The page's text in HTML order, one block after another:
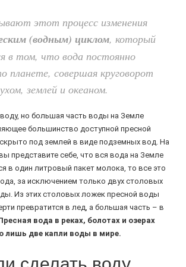
этот процесс изменения
(водным) циклом, который
в том, что вода постоянно
планете, совершая круговорот
землей и океаном.
но большая часть воды на Земле
большинство доступной пресной
под землей в виде подземных вод. На
представите себе, что вся вода на Земле
в один литровый пакет молока, то все это
за исключением только двух столовых
Из этих столовых ложек пресной воды
превратится в лед, а большая часть – в
вода в реках, болотах и озерах
лишь две капли воды в мире.